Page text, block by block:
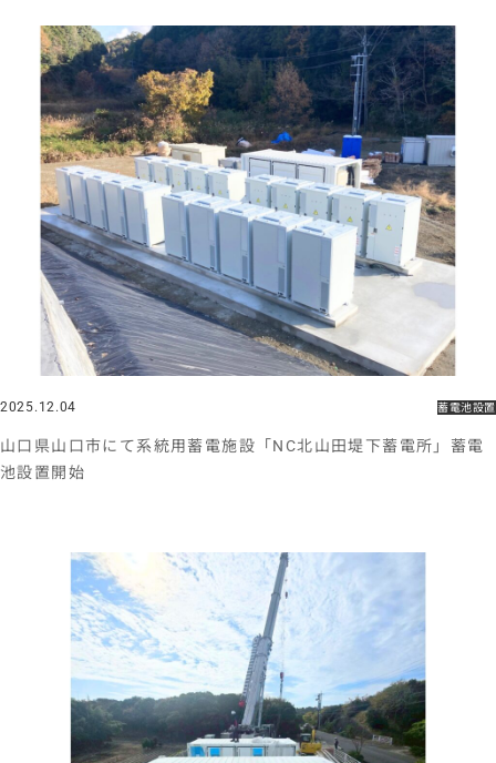
2025.12.04 蓄電池設置
山口県山口市にて系統用蓄電施設「NC北山田堤下蓄電所」蓄電
池設置開始